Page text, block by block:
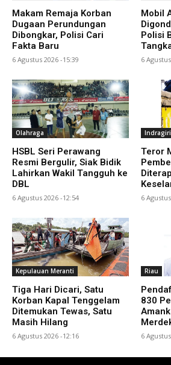
Makam Remaja Korban
Dugaan Perundungan
Dibongkar, Polisi Cari
Fakta Baru
6 Agustus 2026 -15:39
Mobil
Polisi
6
Olahraga
HSBL Seri Perawang
Resmi Bergulir, Siak Bidik
Lahirkan Wakil Tangguh ke
DBL
6 Agustus 2026 -12:54
Teror
6
Kepulauan Meranti
Tiga Hari Dicari, Satu
Korban Kapal Tenggelam
Ditemukan Tewas, Satu
Masih Hilang
6 Agustus 2026 -12:16
Riau
830
6